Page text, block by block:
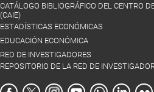
CATÁLOGO BIBLIOGRÁFICO DEL CENTRO
(CAIE)
ESTADÍSTICAS ECONÓMICAS
EDUCACIÓN ECONÓMICA
RED DE INVESTIGADORES
REPOSITORIO DE LA RED DE